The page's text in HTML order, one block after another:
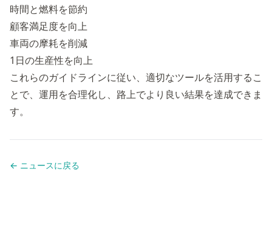
時間と燃料を節約
顧客満足度を向上
車両の摩耗を削減
1日の生産性を向上
これらのガイドラインに従い、適切なツールを活用するこ
とで、運用を合理化し、路上でより良い結果を達成できま
す。
← ニュースに戻る